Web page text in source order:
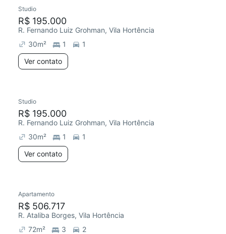
Studio
R$ 195.000
R. Fernando Luiz Grohman, Vila Hortência
30m² 1
1
Ver contato
Studio
R$ 195.000
R. Fernando Luiz Grohman, Vila Hortência
30m² 1
1
Ver contato
Apartamento
R$ 506.717
R. Ataliba Borges, Vila Hortência
72m² 3
2